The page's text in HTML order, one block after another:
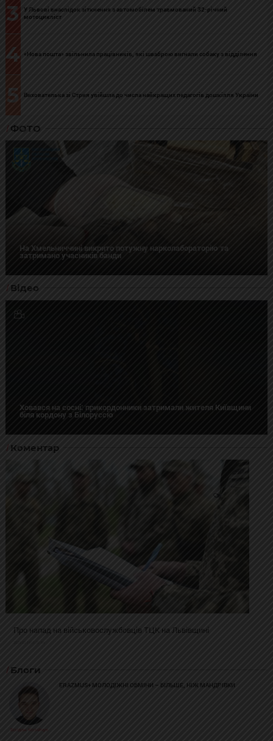
3
У Львові внаслідок зіткнення з автомобілем травмований 32-річний
мотоцикліст
4 «Нова пошта» звільнила працівників, які шваброю вигнали собаку з відділення
5 Вихователька зі Стрия увійшла до числа найкращих педагогів дошкілля України
ФОТО
На Хмельниччині викрито потужну нарколабораторію та
затримано учасників банди
Відео
Ховався на сосні: прикордонники затримали жителя Київщини
біля кордону з Білоруссю
Коментар
Про напад на військовослужбовців ТЦК на Львівщині
Блоги
Богдан Козійчук
ERAZMUS+ МОЛОДІЖНІ ОБМІНИ – БІЛЬШЕ, НІЖ МАНДРІВКИ